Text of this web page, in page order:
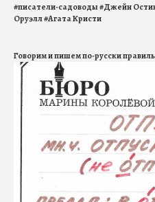
#писатели-садоводы#Джейн
Оруэлл#Агата Кристи
Говорим и пишем по-русски